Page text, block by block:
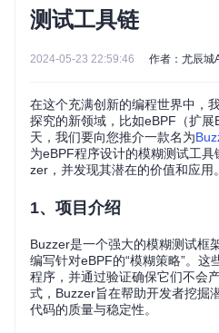
测试工具链
2024-05-23 22:59:46 作者：尤辰城
在这个充满创新的编程世界中，
探究的新领域，比如eBPF（扩
天，我们要向您推介一款名为
为eBPF程序设计的模糊测试工
zer，并发现其潜在的价值和应用。
1、项目介绍
Buzzer是一个强大的模糊测试框
编写针对eBPF的“模糊策略”。这
程序，并通过验证确保它们不会
式，Buzzer旨在帮助开发者挖掘
代码的质量与稳定性。